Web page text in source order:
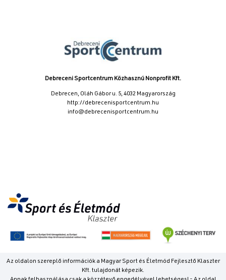
Debreceni Sportcentrum Közhasznú Nonprofit Kft.
Debrecen, Oláh Gábor u. 5, 4032 Magyarország
http://debrecenisportcentrum.hu
info@debrecenisportcentrum.hu
Az oldalon szereplő információk a Magyar Sport és Életmód Fejlesztő Klaszter
Kft. tulajdonát képezik.